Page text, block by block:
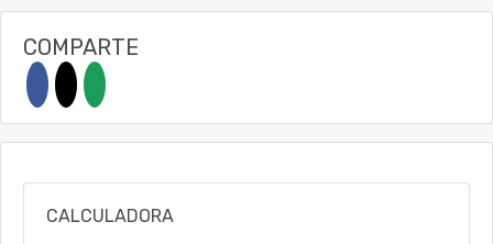
COMPARTE
CALCULADORA